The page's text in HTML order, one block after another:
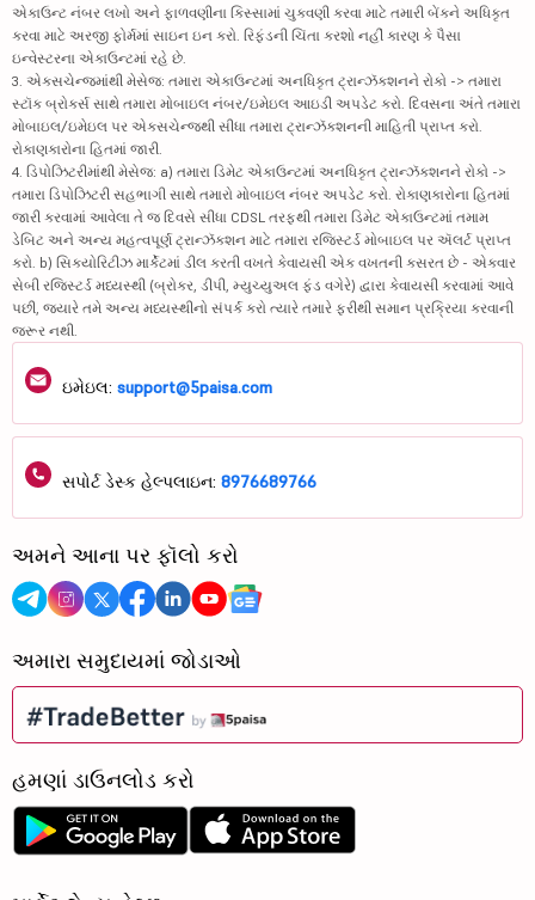
એકાઉન્ટ નંબર લખો અને ફાળવણીના કિસ્સામાં ચુકવણી કરવા માટે તમારી બેંકને અધિકૃત
કરવા માટે અરજી ફોર્મમાં સાઇન ઇન કરો. રિફંડની ચિંતા કરશો નહીં કારણ કે પૈસા
ઇન્વેસ્ટરના એકાઉન્ટમાં રહે છે.
3. એક્સચેન્જમાંથી મેસેજ: તમારા એકાઉન્ટમાં અનધિકૃત ટ્રાન્ઝૅક્શનને રોકો -> તમારા
સ્ટૉક બ્રોકર્સ સાથે તમારા મોબાઇલ નંબર/ઇમેઇલ આઇડી અપડેટ કરો. દિવસના અંતે તમારા
મોબાઇલ/ઇમેઇલ પર એક્સચેન્જથી સીધા તમારા ટ્રાન્ઝૅક્શનની માહિતી પ્રાપ્ત કરો.
રોકાણકારોના હિતમાં જારી.
4. ડિપોઝિટરીમાંથી મેસેજ: a) તમારા ડિમેટ એકાઉન્ટમાં અનધિકૃત ટ્રાન્ઝૅક્શનને રોકો ->
તમારા ડિપોઝિટરી સહભાગી સાથે તમારો મોબાઇલ નંબર અપડેટ કરો. રોકાણકારોના હિતમાં
જારી કરવામાં આવેલા તે જ દિવસે સીધા CDSL તરફથી તમારા ડિમેટ એકાઉન્ટમાં તમામ
ડેબિટ અને અન્ય મહત્વપૂર્ણ ટ્રાન્ઝૅક્શન માટે તમારા રજિસ્ટર્ડ મોબાઇલ પર ઍલર્ટ પ્રાપ્ત
કરો. b) સિક્યોરિટીઝ માર્કેટમાં ડીલ કરતી વખતે કેવાયસી એક વખતની કસરત છે - એકવાર
સેબી રજિસ્ટર્ડ મધ્યસ્થી (બ્રોકર, ડીપી, મ્યુચ્યુઅલ ફંડ વગેરે) દ્વારા કેવાયસી કરવામાં આવે
પછી, જ્યારે તમે અન્ય મધ્યસ્થીનો સંપર્ક કરો ત્યારે તમારે ફરીથી સમાન પ્રક્રિયા કરવાની
જરૂર નથી.
ઇમેઇલ: support@5paisa.com
સપોર્ટ ડેસ્ક હેલ્પલાઇન: 8976689766
અમને આના પર ફૉલો કરો
અમારા સમુદાયમાં જોડાઓ
હમણાં ડાઉનલોડ કરો